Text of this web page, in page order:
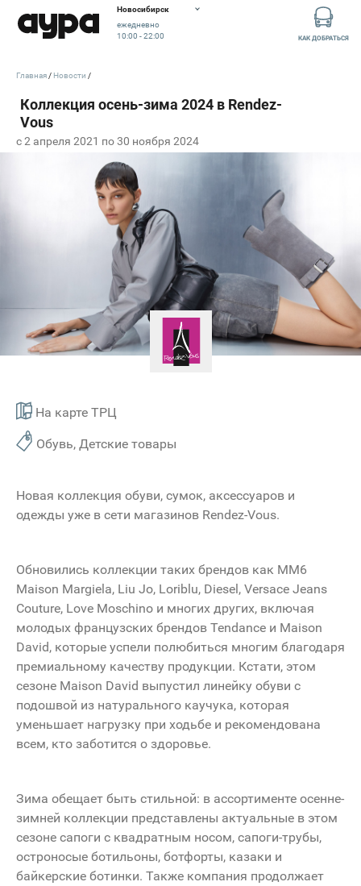
Новосибирск
ежедневно
10:00 - 22:00
КАК ДОБРАТЬСЯ
c 2 апреля 2021 по 30 ноября 2024
На карте ТРЦ
Обувь, Детские товары
Главная Новости
Новая коллекция обуви, сумок, аксессуаров и
одежды уже в сети магазинов Rendez-Vous.
Обновились коллекции таких брендов как MM6
Maison Margiela, Liu Jo, Loriblu, Diesel, Versace Jeans
Couture, Love Moschino и многих других, включая
молодых французских брендов Tendance и Maison
David, которые успели полюбиться многим благодаря
премиальному качеству продукции. Кстати, этом
сезоне Maison David выпустил линейку обуви с
подошвой из натурального каучука, которая
уменьшает нагрузку при ходьбе и рекомендована
всем, кто заботится о здоровье.
Зима обещает быть стильной: в ассортименте осенне-
зимней коллекции представлены актуальные в этом
сезоне сапоги с квадратным носом, сапоги-трубы,
остроносые ботильоны, ботфорты, казаки и
байкерские ботинки. Также компания продолжает